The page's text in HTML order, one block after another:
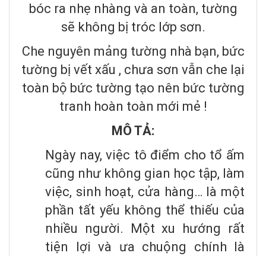
bóc ra nhẹ nhàng và an toàn, tường
sẽ không bị tróc lớp sơn.
Che nguyên mảng tường nhà bạn, bức
tường bị vết xấu , chưa sơn vẫn che lại
toàn bộ bức tường tạo nên bức tường
tranh hoàn toàn mới mẻ !
MÔ TẢ:
Ngày nay, việc tô điểm cho tổ ấm
cũng như không gian học tập, làm
việc, sinh hoạt, cửa hàng… là một
phần tất yếu không thể thiếu của
nhiều người. Một xu hướng rất
tiện lợi và ưa chuộng chính là